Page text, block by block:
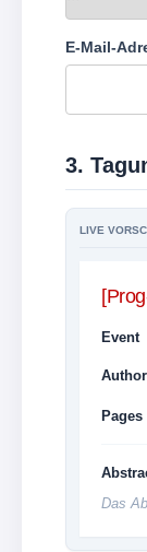
E-Mail-
3.
LIVE
Event
Pages
Das